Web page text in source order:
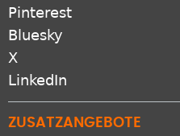
Pinterest
Bluesky
X
LinkedIn
ZUSATZANGEBOTE